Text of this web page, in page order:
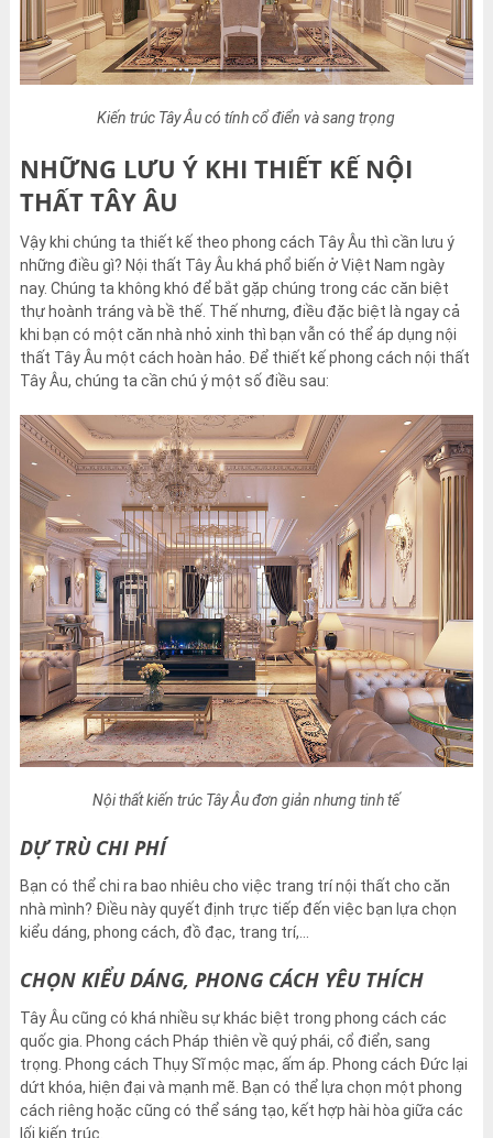
Kiến trúc Tây Âu có tính cổ điển và sang trọng
NHỮNG LƯU Ý KHI THIẾT KẾ NỘI
THẤT TÂY ÂU
Vậy khi chúng ta thiết kế theo phong cách Tây Âu thì cần lưu ý
những điều gì? Nội thất Tây Âu khá phổ biến ở Việt Nam ngày
nay. Chúng ta không khó để bắt gặp chúng trong các căn biệt
thự hoành tráng và bề thế. Thế nhưng, điều đặc biệt là ngay cả
khi bạn có một căn nhà nhỏ xinh thì bạn vẫn có thể áp dụng nội
thất Tây Âu một cách hoàn hảo. Để thiết kế phong cách nội thất
Tây Âu, chúng ta cần chú ý một số điều sau:
Nội thất kiến trúc Tây Âu đơn giản nhưng tinh tế
DỰ TRÙ CHI PHÍ
Bạn có thể chi ra bao nhiêu cho việc trang trí nội thất cho căn
nhà mình? Điều này quyết định trực tiếp đến việc bạn lựa chọn
kiểu dáng, phong cách, đồ đạc, trang trí,…
CHỌN KIỂU DÁNG, PHONG CÁCH YÊU THÍCH
Tây Âu cũng có khá nhiều sự khác biệt trong phong cách các
quốc gia. Phong cách Pháp thiên về quý phái, cổ điển, sang
trọng. Phong cách Thụy Sĩ mộc mạc, ấm áp. Phong cách Đức lại
dứt khóa, hiện đại và mạnh mẽ. Bạn có thể lựa chọn một phong
cách riêng hoặc cũng có thể sáng tạo, kết hợp hài hòa giữa các
lối kiến trúc.